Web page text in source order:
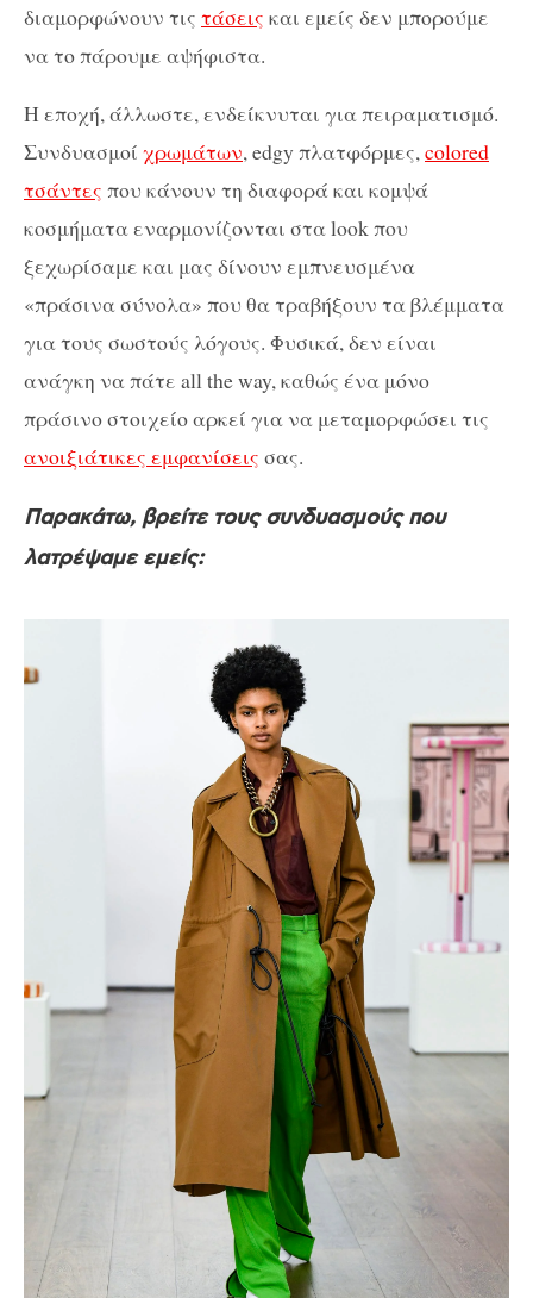
διαμορφώνουν τις τάσεις και εμείς δεν μπορούμε
να το πάρουμε αψήφιστα.
Η εποχή, άλλωστε, ενδείκνυται για πειραματισμό.
Συνδυασμοί χρωμάτων, edgy πλατφόρμες,colored
τσάντες που κάνουν τη διαφορά και κομψά
κοσμήματα εναρμονίζονται στα look που
ξεχωρίσαμε και μας δίνουν εμπνευσμένα
«πράσινα σύνολα» που θα τραβήξουν τα βλέμματα
για τους σωστούς λόγους. Φυσικά, δεν είναι
ανάγκη να πάτε all the way, καθώς ένα μόνο
πράσινο στοιχείο αρκεί για να μεταμορφώσει τις
ανοιξιάτικες εμφανίσεις σας.
Παρακάτω, βρείτε τους συνδυασμούς που
λατρέψαμε εμείς: